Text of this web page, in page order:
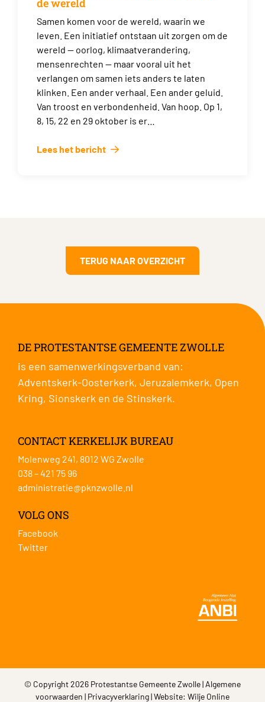
de wereld
Samen komen voor de wereld, waarin we
leven. Een initiatief ontstaan uit zorgen om de
wereld — oorlog, klimaatverandering,
mensenrechten — maar vooral uit het
verlangen om samen iets anders te laten
klinken. Een ander verhaal. Een ander geluid.
Van troost en verbondenheid. Van hoop. Op 1,
8, 15, 22 en 29 oktober is er…
Lees het bericht
TERUG NAAR OVERZICHT
DE PROTESTANTSE GEMEENTE ZWOLLE
is een samenwerkingsverband van:
Adventskerk-Oosterkerk, Jeruzalemkerk, Open
Kring, Sionskerk en de Stinskerk.
CONTACT KERKELIJK BUREAU
Molenweg 241, 8012 WG Zwolle
038 – 421 75 96
administratie@pknzwolle.nl
VOLG ONS
Facebook
Twitter
© Copyright 2026 Protestantse Gemeente Zwolle | Algemene
voorwaarden | Privacyverklaring| Website: Wilje Online